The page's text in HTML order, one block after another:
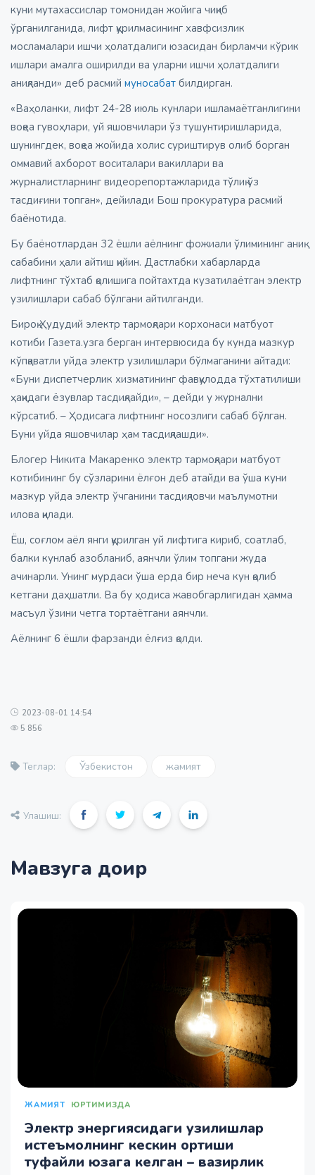
куни мутахассислар томонидан жойига чиқиб
ўрганилганида, лифт қурилмасининг хавфсизлик
мосламалари ишчи ҳолатдалиги юзасидан бирламчи кўрик
ишлари амалга оширилди ва уларни ишчи ҳолатдалиги
аниқланди» деб расмий муносабат билдирган.
«Ваҳоланки, лифт 24-28 июль кунлари ишламаётганлигини
воқеа гувоҳлари, уй яшовчилари ўз тушунтиришларида,
шунингдек, воқеа жойида холис суриштирув олиб борган
оммавий ахборот воситалари вакиллари ва
журналистларнинг видеорепортажларида тўлиқ ўз
тасдиғини топган», дейилади Бош прокуратура расмий
баёнотида.
Бу баёнотлардан 32 ёшли аёлнинг фожиали ўлимининг аниқ
сабабини ҳали айтиш қийин. Дастлабки хабарларда
лифтнинг тўхтаб қолишига пойтахтда кузатилаётган электр
узилишлари сабаб бўлгани айтилганди.
Бироқ Ҳудудий электр тармоқлари корхонаси матбуот
котиби Газета.узга берган интервюсида бу кунда мазкур
кўпқаватли уйда электр узилишлари бўлмаганини айтади:
«Буни диспетчерлик хизматининг фавқулодда тўхтатилиши
ҳақидаги ёзувлар тасдиқлайди», – дейди у журнални
кўрсатиб. – Ҳодисага лифтнинг носозлиги сабаб бўлган.
Буни уйда яшовчилар ҳам тасдиқлашди».
Блогер Никита Макаренко электр тармоқлари матбуот
котибининг бу сўзларини ёлғон деб атайди ва ўша куни
мазкур уйда электр ўчганини тасдиқловчи маълумотни
илова қилади.
Ёш, соғлом аёл янги қурилган уй лифтига кириб, соатлаб,
балки кунлаб азобланиб, аянчли ўлим топгани жуда
ачинарли. Унинг мурдаси ўша ерда бир неча кун қолиб
кетгани даҳшатли. Ва бу ҳодиса жавобгарлигидан ҳамма
масъул ўзини четга тортаётгани аянчли.
Аёлнинг 6 ёшли фарзанди ёлғиз қолди.
2023-08-01 14:54
5 856
Теглар: Ўзбекистон жамият
Улашиш:
Мавзуга доир
ЖАМИЯТ ЮРТИМИЗДА
Электр энергиясидаги узилишлар
истеъмолнинг кескин ортиши
туфайли юзага келган – вазирлик